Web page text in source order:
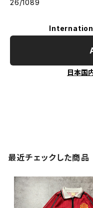
26/1089
日本国
最近チェックした商品